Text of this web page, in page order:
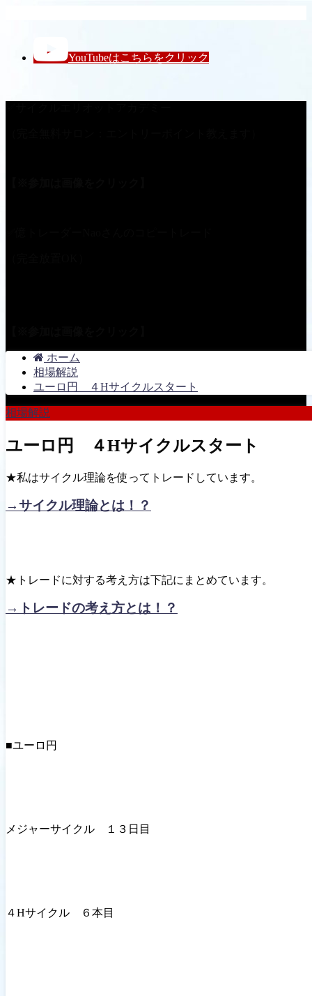
YouTubeはこちらをクリック
ホーム
相場解説
ユーロ円 ４Hサイクルスタート
相場解説
ユーロ円 ４Hサイクルスタート
★私はサイクル理論を使ってトレードしています。
→サイクル理論とは！？
★トレードに対する考え方は下記にまとめています。
→トレードの考え方とは！？
■ユーロ円
メジャーサイクル １３日目
４Hサイクル ６本目